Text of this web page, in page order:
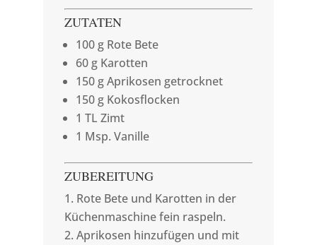
ZUTATEN
100 g Rote Bete
60 g Karotten
150 g Aprikosen getrocknet
150 g Kokosflocken
1 TL Zimt
1 Msp. Vanille
ZUBEREITUNG
Rote Bete und Karotten in der
Küchenmaschine fein raspeln.
Aprikosen hinzufügen und mit